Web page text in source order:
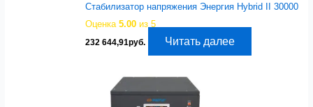
Стабилизатор напряжения Энергия Hybrid II 30000
Оценка5.00 из 5
232 644,91руб. Читать далее